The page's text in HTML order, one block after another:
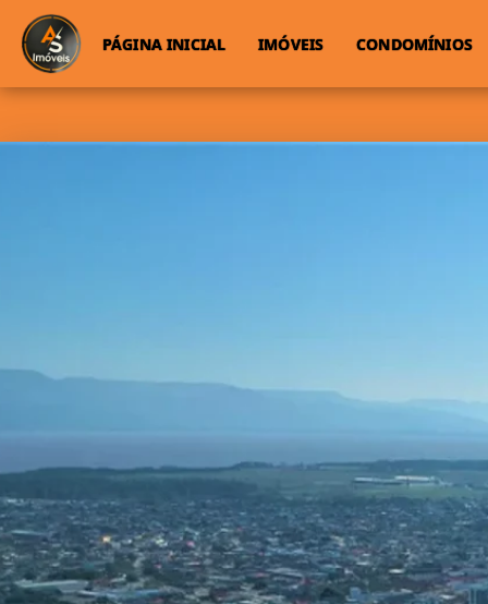
PÁGINA INICIAL IMÓVEIS CONDOMÍNIOS